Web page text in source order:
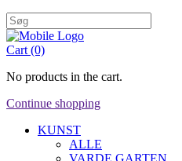
Cart (0)
No products in the cart.
Continue shopping
KUNST
ALLE
VARDE GARTEN